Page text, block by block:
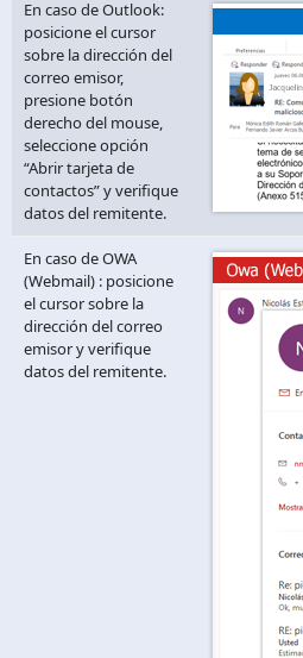
En caso de Outlook:
posicione el cursor
sobre la dirección del
correo emisor,
presione botón
derecho del mouse,
seleccione opción
“Abrir tarjeta de
contactos” y verifique
datos del remitente.
En caso de OWA
(Webmail) : posicione
el cursor sobre la
dirección del correo
emisor y verifique
datos del remitente.